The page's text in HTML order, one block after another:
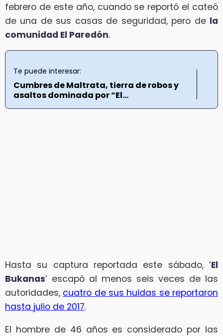
febrero de este año, cuando se reportó el cateó
de una de sus casas de seguridad, pero de la
comunidad El Paredón.
Te puede interesar:
Cumbres de Maltrata, tierra de robos y
asaltos dominada por “El...
Hasta su captura reportada este sábado, ‘El
Bukanas’ escapó al menos seis veces de las
autoridades, cuatro de sus huidas se reportaron
hasta julio de 2017.
El hombre de 46 años es considerado por las